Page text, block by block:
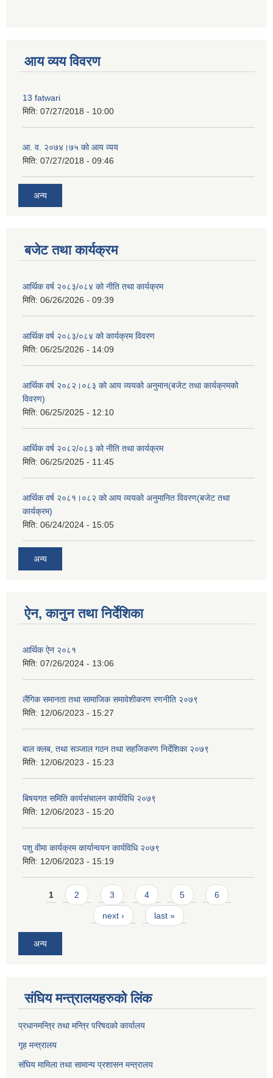
आय व्यय विवरण
13 fatwari
मिति: 07/27/2018 - 10:00
आ‍. व. २०७४।७५ काे आय व्यय
मिति: 07/27/2018 - 09:46
अन्य
बजेट तथा कार्यक्रम
आर्थिक वर्ष २०८३/०८४ को नीति तथा कार्यक्रम
मिति: 06/26/2026 - 09:39
आर्थिक वर्ष २०८३/०८४ को कार्यक्रम विवरण
मिति: 06/25/2026 - 14:09
आर्थिक वर्ष २०८२।०८३ को आय व्ययको अनुमान(बजेट तथा कार्यक्रमको
विवरण)
मिति: 06/25/2025 - 12:10
आर्थिक वर्ष २०८२/०८३ को नीति तथा कार्यक्रम
मिति: 06/25/2025 - 11:45
आर्थिक वर्ष २०८१।०८२ को आय व्ययको अनुमानित विवरण(बजेट तथा
कार्यक्रम)
मिति: 06/24/2024 - 15:05
अन्य
ऐन, कानुन तथा निर्देशिका
आर्थिक ऐन २०८१
मिति: 07/26/2024 - 13:06
लैंगिक समानता तथा सामाजिक समावेशीकरण रणनीति २०७९
मिति: 12/06/2023 - 15:27
बाल क्लब, तथा सञ्जाल गठन तथा सहजिकरण निर्देशिका २०७९
मिति: 12/06/2023 - 15:23
बिषयगत समिति कार्यसंचालन कार्यविधि २०७९
मिति: 12/06/2023 - 15:20
पशु वीमा कार्यक्रम कार्यान्वयन कार्यविधि २०७९
मिति: 12/06/2023 - 15:19
Pages
1 2 3 4 5 6
next › last »
अन्य
संघिय मन्त्र‍ालयहरुको लिंक
प्रधानमन्त्रि तथा मन्त्रि परिषदको कार्यालय
गृह मन्त्रालय
संघिय मामिला तथा सामान्य प्रशासन मन्त्रालय